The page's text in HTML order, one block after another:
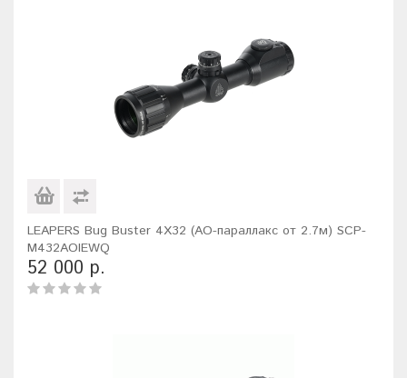
LEAPERS Bug Buster 4X32 (AO-параллакс от 2.7м) SCP-
M432AOIEWQ
52 000 р.